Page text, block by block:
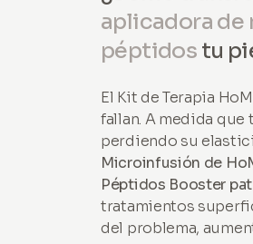
aplicadora
péptidos tu
El Kit de Terapia
fallan. A medida
perdiendo su
Microinfusión de
Péptidos Booster
tratamientos
del problema,